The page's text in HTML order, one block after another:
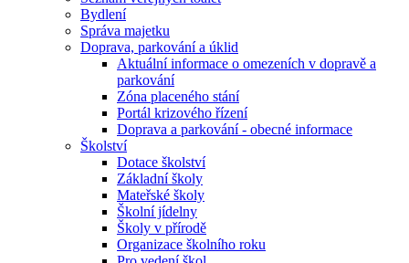
Bydlení
Správa majetku
Doprava, parkování a úklid
Aktuální informace o omezeních v dopravě a
parkování
Zóna placeného stání
Portál krizového řízení
Doprava a parkování - obecné informace
Školství
Dotace školství
Základní školy
Mateřské školy
Školní jídelny
Školy v přírodě
Organizace školního roku